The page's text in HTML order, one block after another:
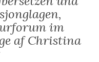
im
af Christina